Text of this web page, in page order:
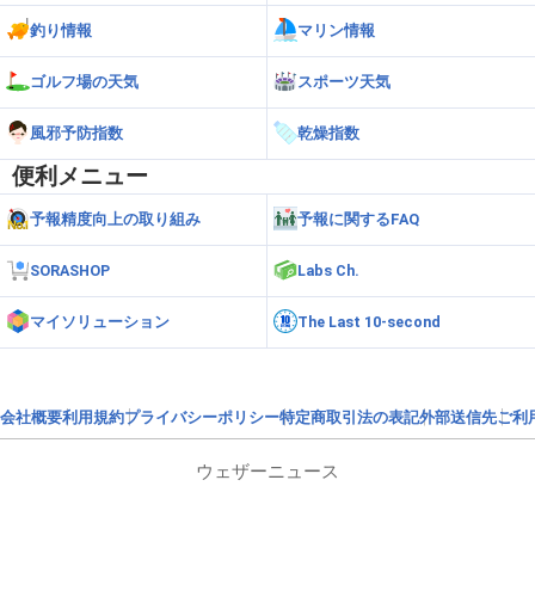
釣り情報 マリン情報
ゴルフ場の天気 スポーツ天気
風邪予防指数 乾燥指数
便利メニュー
予報精度向上の取り組み 予報に関するFAQ
SORASHOP Labs Ch.
マイソリューション The Last 10-second
会社概要利用規約プライバシーポリシー特定商取引法の表記外部送信先ご利
ウェザーニュース